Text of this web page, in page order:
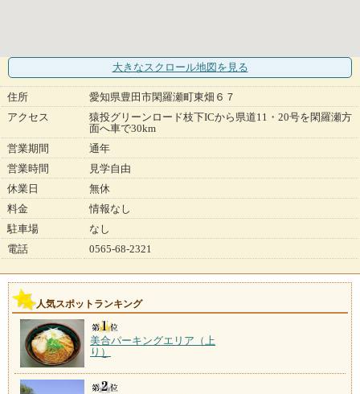
大きなスクロール地図 を見る
住所
愛知県豊田市閑羅瀬町東畑６７
アクセス
猿投グリーンロード枝下ICから県道11・20号を閑羅瀬方
面へ車で30km
営業期間
通年
営業時間
見学自由
休業日
無休
料金
情報なし
駐車場
なし
電話
0565-68-2321
人気スポットランキング
美合パーキングエリア（上
り）